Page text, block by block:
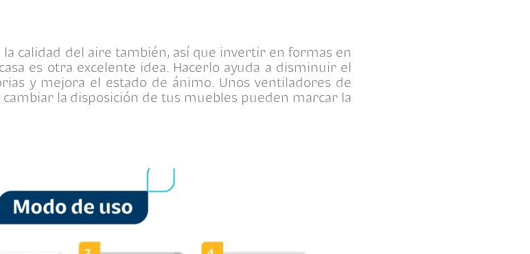
calidad del aire también, así que invertir en formas en
es otra excelente idea. Hacerlo ayuda a disminuir el
y mejora el estado de ánimo. Unos ventiladores de
la disposición de tus muebles pueden marcar la